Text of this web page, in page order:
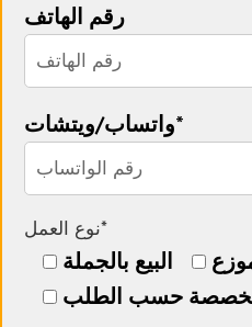
رقم الهاتف
واتساب/ويتشات*
نوع العمل*
البيع بالجملة
حسب الطلب